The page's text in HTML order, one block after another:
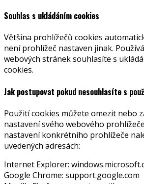
Souhlas s ukládáním cookies
Většina prohlížečů cookies
není prohlížeč nastaven jinak.
webových stránek souhlasíte s
cookies.
Jak postupovat pokud nesouhlasíte s
Použití cookies můžete omezit nebo
nastavení svého webového
nastavení konkrétního prohlížeče
uvedených adresách:
Internet Explorer:
Google Chrome: support.google.com